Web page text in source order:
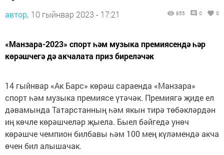
автор, 10 гыйнвар 2023 - 17:21 855 0 0
«Манзара-2023» спорт һәм музыка премиясендә һәр
көрәшчегә дә акчалата приз биреләчәк
14 гыйнвар «Ак Барс» көрәш сараенда «Манзара»
спорт һәм музыка премиясе үтәчәк. Премиягә җиде ел
дәвамында Татарстанның һәм якын тирә төбәкләрдән
иң көчле көрәшчеләр җыела. Быел бәйгедә унөч
көрәшче чемпион билбавы һәм 100 мең күләмендә акча
өчен бил алышачак.